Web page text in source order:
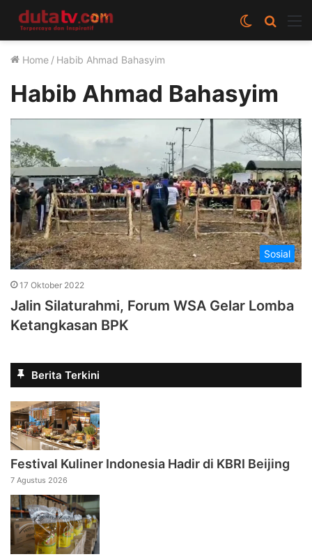
Cari
berita
Switch
skin
Home / Habib Ahmad Bahasyim
Habib Ahmad Bahasyim
Sosial
17 Oktober 2022
Jalin Silaturahmi, Forum WSA Gelar Lomba
Ketangkasan BPK
Berita Terkini
Festival Kuliner Indonesia Hadir di KBRI Beijing
7 Agustus 2026